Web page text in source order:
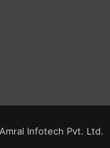
Amral Infotech Pvt. Ltd.